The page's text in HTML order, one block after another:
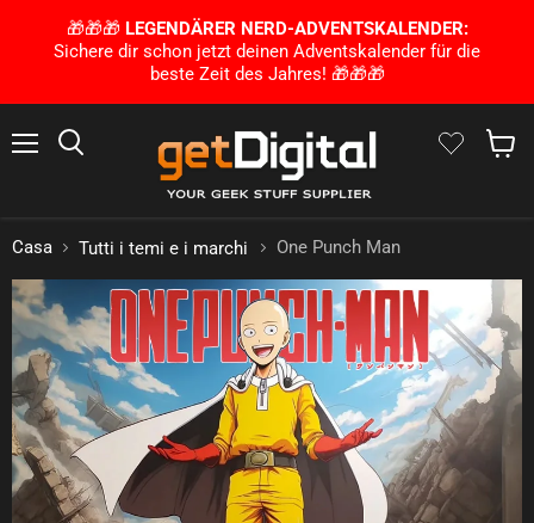
🎁🎁🎁 LEGENDÄRER NERD-ADVENTSKALENDER:
Sichere dir schon jetzt deinen Adventskalender für die
beste Zeit des Jahres! 🎁🎁🎁
Casa Tutti i temi e i marchi One Punch Man